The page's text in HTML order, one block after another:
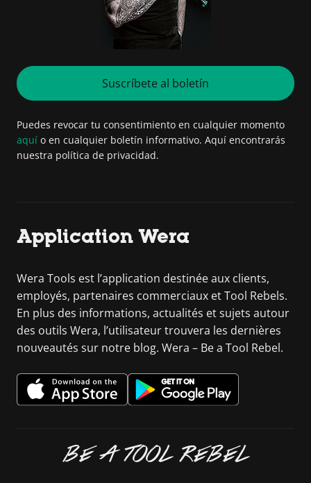
Suscríbete al boletín
Puedes revocar tu consentimiento en cualquier momento
aquí o en cualquier boletín informativo. Aquí encontrarás
nuestra política de privacidad.
Application Wera
Wera Tools est l’application destinée aux clients,
employés, partenaires commerciaux et Tool Rebels.
En plus des informations, actualités et sujets autour
des outils Wera, l’utilisateur trouvera les dernières
nouveautés sur notre blog. Wera – Be a Tool Rebel.
BE A TOOL REBEL